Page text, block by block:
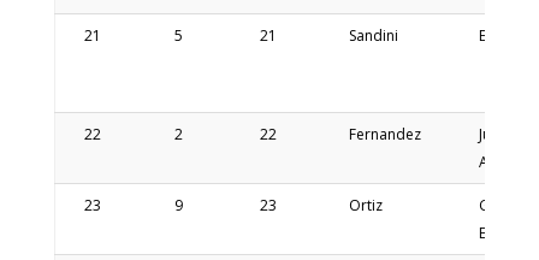
21 5 21 Sandini Eugenio
22 2 22 Fernandez
Juan
Alberto
23 9 23 Ortiz
Enrique